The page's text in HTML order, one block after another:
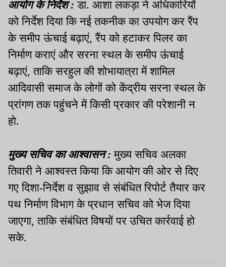
आयोग के निर्देश :डा. आशा लकड़ा ने अधिकारियों
को निर्देश दिया कि नई तकनीक का उपयोग कर रैंप
के समीप ऊंचाई बढ़ाएं,रैंप को हटाकर पिलर का
निर्माण कराएं और सरना स्थल के समीप ऊंचाई
बढ़ाएं,ताकि सरहुल की शोभायात्रा में शामिल
आदिवासी समाज के लोगों को केंद्रीय सरना स्थल के
प्रांगण तक पहुंचने में किसी प्रकार की परेशानी न
हो.
मुख्य सचिव का आश्वासन: मुख्य सचिव अलका
तिवारी ने आश्वस्त किया कि आयोग की ओर से दिए
गए दिशा-निर्देश व सुझाव से संबंधित रिपोर्ट तैयार कर
पथ निर्माण विभाग के प्रधान सचिव को भेज दिया
जाएगा,ताकि संबंधित विषयों पर उचित कार्रवाई हो
सके.